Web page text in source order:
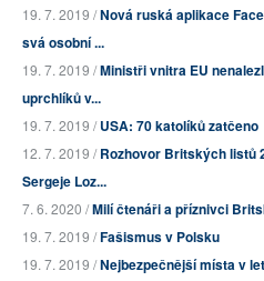
19. 7. 2019 /Nová ruská aplikace
svá osobní ...
19. 7. 2019 /Ministři vnitra EU
uprchlíků v...
19. 7. 2019 /USA: 70 katolíků zatčeno
12. 7. 2019 /Rozhovor Britských listů
Sergeje Loz...
7. 6. 2020 /Milí čtenáři a příznivci
19. 7. 2019 /Fašismus v Polsku
19. 7. 2019 /Nejbezpečnější místa v